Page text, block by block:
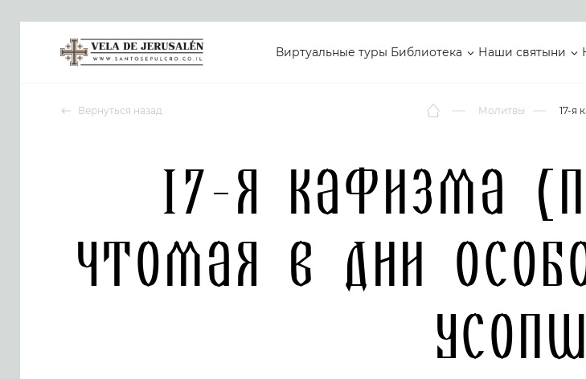
Виртуальные туры Библиотека Наши святыни
Вернуться назад Молитвы
17-я кафизма
чтомая в дни